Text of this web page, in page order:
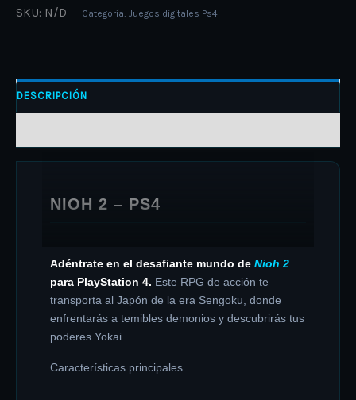
SKU: N/D Categoría: Juegos digitales Ps4
DESCRIPCIÓN
NIOH 2 – PS4
Adéntrate en el desafiante mundo de Nioh 2
para PlayStation 4. Este RPG de acción te
transporta al Japón de la era Sengoku, donde
enfrentarás a temibles demonios y descubrirás tus
poderes Yokai.
Características principales